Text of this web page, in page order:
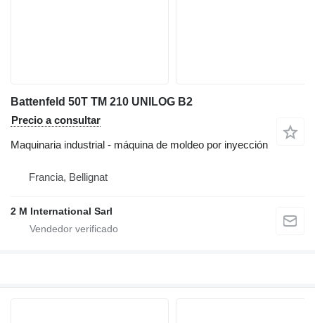
Battenfeld 50T TM 210 UNILOG B2
Precio a consultar
Maquinaria industrial - máquina de moldeo por inyección
Francia, Bellignat
2 M International Sarl